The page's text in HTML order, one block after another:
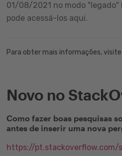
01/08/2021 no modo "legado"
pode acessá-los aqui.
Para obter mais informações, visite
Novo no
Como fazer boas pesquisas
antes de inserir uma nova
https://pt.stackoverflow.com/